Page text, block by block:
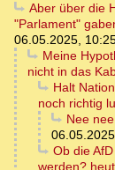
Aber über die
"Parlament"
06.05.2025,
Meine
nicht in das
Halt
noch richtig
Nee
Ob die
werden?